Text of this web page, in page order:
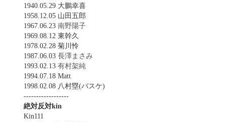
1940.05.29 大鵬幸喜
1958.12.05 山田五郎
1967.06.23 南野陽子
1969.08.12 東幹久
1978.02.28 菊川怜
1987.06.03 長澤まさみ
1993.02.13 有村架純
1994.07.18 Matt
1998.02.08 八村塁(バスケ)
------------------
絶対反対kin
Kin111